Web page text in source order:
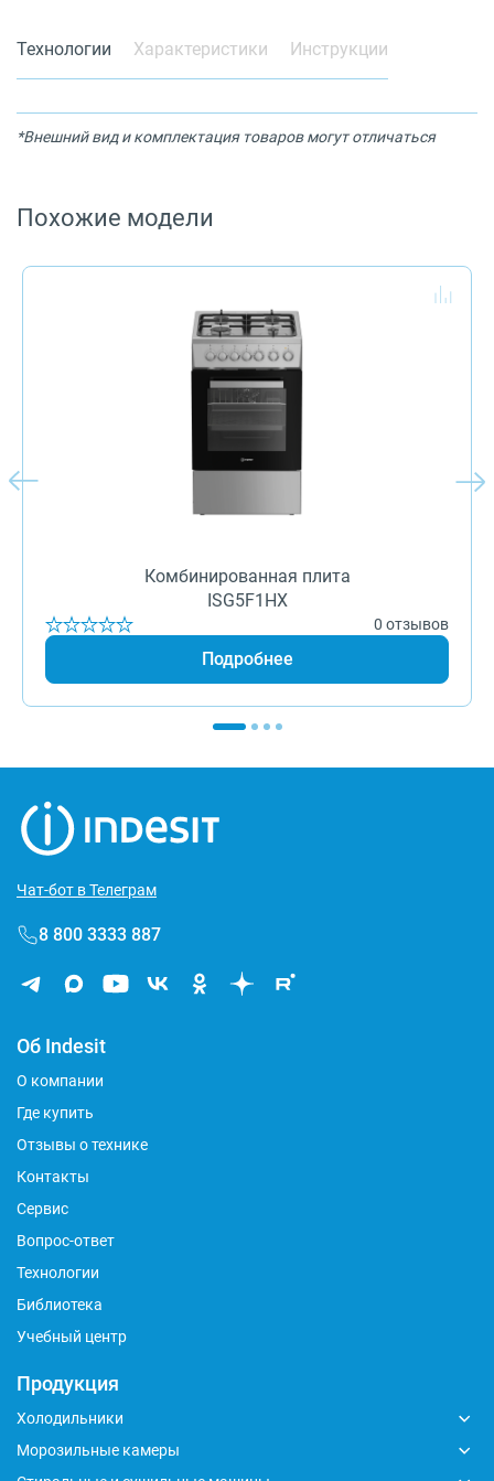
Технологии Характеристики Инструкции
*Внешний вид и комплектация товаров могут отличаться
Похожие модели
Комбинированная плита
ISG5F1HX
0 отзывов
Подробнее
Чат-бот в Телеграм
8 800 3333 887
Об Indesit
О компании
Где купить
Отзывы о технике
Контакты
Сервис
Вопрос-ответ
Технологии
Библиотека
Учебный центр
Продукция
Холодильники
Морозильные камеры